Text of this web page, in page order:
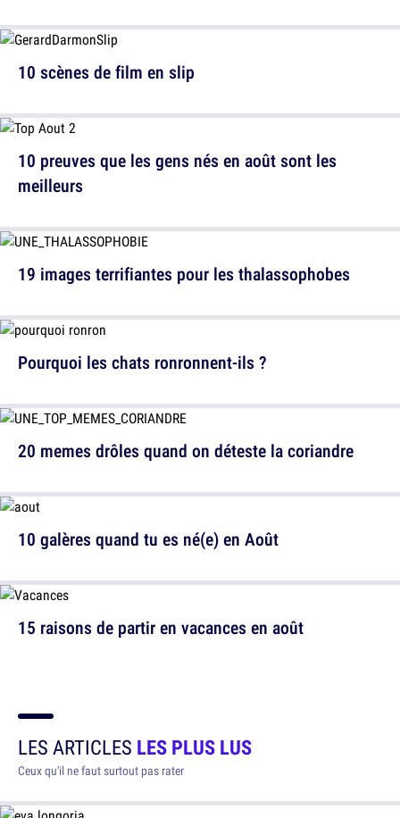
10 preuves que les gens nés en août sont les
meilleurs
Pourquoi les chats ronronnent-ils ?
10 galères quand tu es né(e) en Août
10 scènes de film en slip
19 images terrifiantes pour les thalassophobes
20 memes drôles quand on déteste la coriandre
15 raisons de partir en vacances en août
LES ARTICLES LES PLUS LUS
Ceux qu'il ne faut surtout pas rater